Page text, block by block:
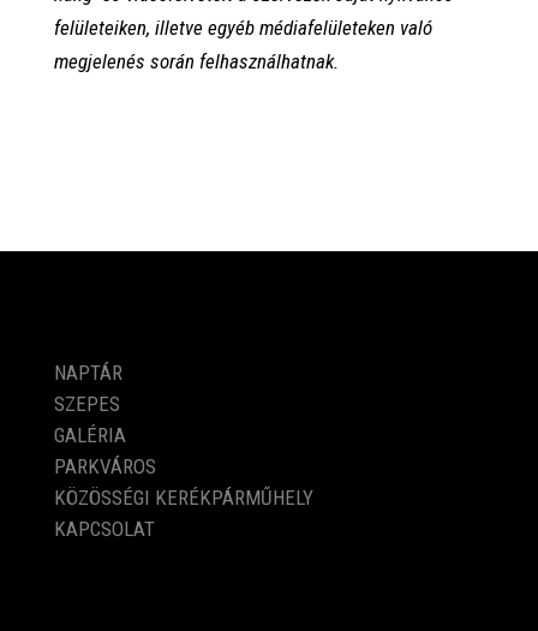
felületeiken, illetve egyéb médiafelületeken való
megjelenés során felhasználhatnak.
NAPTÁR
SZEPES
GALÉRIA
PARKVÁROS
KÖZÖSSÉGI KERÉKPÁRMŰHELY
KAPCSOLAT